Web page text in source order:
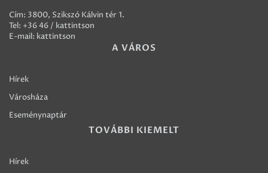
Cím: 3800, Szikszó Kálvin tér 1.
Tel: +36 46 / kattintson
E-mail: kattintson
A VÁROS
Hírek
Városháza
Eseménynaptár
TOVÁBBI KIEMELT
Hírek